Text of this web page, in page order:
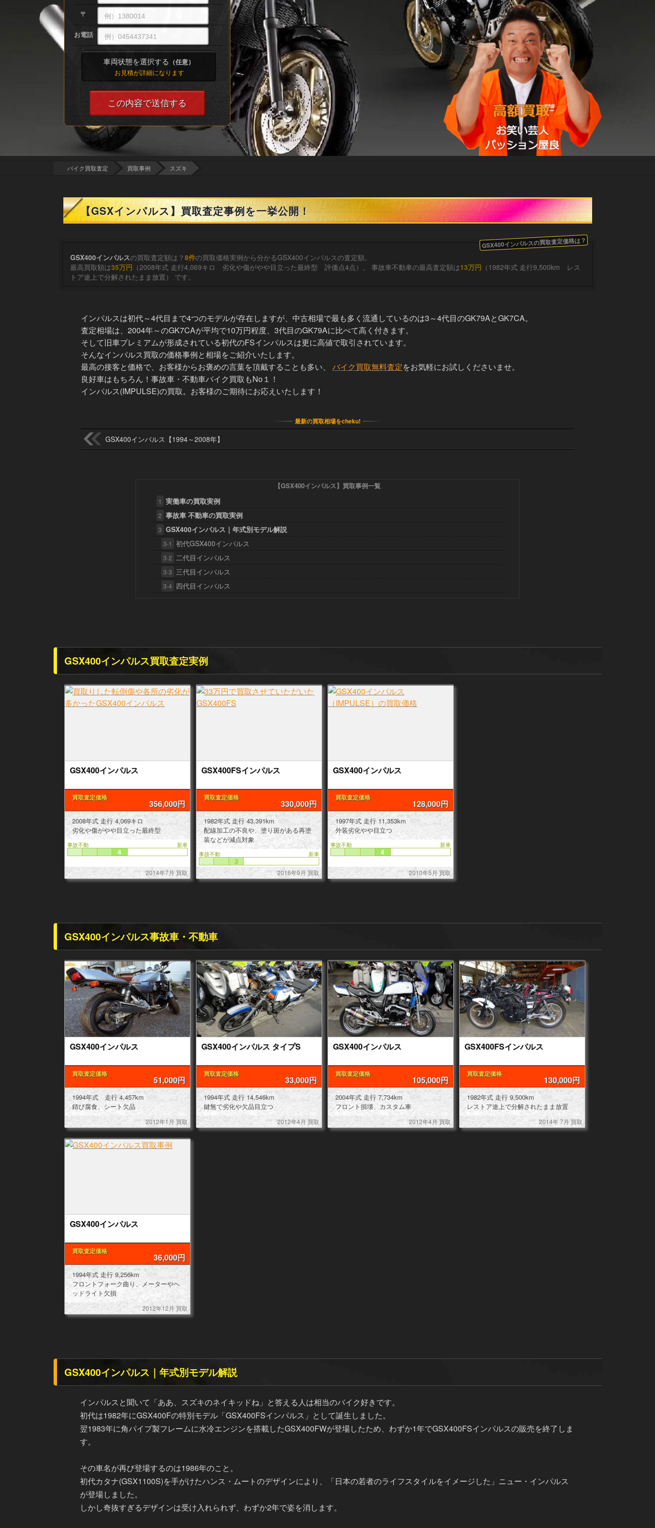
〒
お電話
車両状態を選択する （任意）
お見積が詳細になります
バイク買取査定 買取事例 スズキ
【GSXインパルス】買取査定事例を一挙公開！
GSX400インパルスの買取査定価格は？
GSX400インパルスの買取査定額は？ 8件の買取価格実例から分かるGSX400インパルスの査定額。
最高買取額は35万円 （2008年式 走行4,069キロ 劣化や傷がやや目立った最終型 評価点4点）。 事故車不動車の最高査定額は13万円 （1982年式 走行9,500km レス
トア途上で分解されたまま放置） です。
インパルスは初代～4代目まで4つのモデルが存在しますが、中古相場で最も多く流通しているのは3～4代目のGK79AとGK7CA。
査定相場は、2004年～のGK7CAが平均で10万円程度、3代目のGK79Aに比べて高く付きます。
そして旧車プレミアムが形成されている初代のFSインパルスは更に高値で取引されています。
そんなインパルス買取の価格事例と相場をご紹介いたします。
最高の接客と価格で、お客様からお褒めの言葉を頂戴することも多い、 バイク買取無料査定をお気軽にお試しくださいませ。
良好車はもちろん！事故車・不動車バイク買取もNo１！
インパルス(IMPULSE)の買取。お客様のご期待にお応えいたします！
最新の買取相場をcheku!
GSX400インパルス【1994～2008年】
【GSX400インパルス】買取事例一覧
1 実働車の買取実例
2 事故車 不動車の買取実例
3 GSX400インパルス｜年式別モデル解説
3-1 初代GSX400インパルス
3-2 二代目インパルス
3-3 三代目インパルス
3-4 四代目インパルス
GSX400インパルス買取査定実例
GSX400インパルス
買取査定価格
356,000円
2008年式 走行 4,069キロ
劣化や傷がやや目立った最終型
事故不動 新車
4
2014年7月 買取
GSX400FSインパルス
買取査定価格
330,000円
1982年式 走行 43,391km
配線加工の不良や、塗り斑がある再塗
装などが減点対象
事故不動 新車
3
2016年9月 買取
GSX400インパルス
買取査定価格
128,000円
1997年式 走行 11,353km
外装劣化やや目立つ
事故不動 新車
4
2010年5月 買取
GSX400インパルス事故車・不動車
GSX400インパルス
買取査定価格
51,000円
1994年式 走行 4,457km
錆び腐食、シート欠品
2012年1月 買取
GSX400インパルス タイプS
買取査定価格
33,000円
1994年式 走行 14,546km
鍵無で劣化や欠品目立つ
2012年4月 買取
GSX400インパルス
買取査定価格
105,000円
2004年式 走行 7,734km
フロント損壊、カスタム車
2012年4月 買取
GSX400FSインパルス
買取査定価格
130,000円
1982年式 走行 9,500km
レストア途上で分解されたまま放置
2014年 7月 買取
GSX400インパルス
買取査定価格
36,000円
1994年式 走行 9,256km
フロントフォーク曲り、メーターやヘ
ッドライト欠損
2012年12月 買取
GSX400インパルス｜年式別モデル解説
インパルスと聞いて「ああ、スズキのネイキッドね」と答える人は相当のバイク好きです。
初代は1982年にGSX400Fの特別モデル「GSX400FSインパルス」として誕生しました。
翌1983年に角パイプ製フレームに水冷エンジンを搭載したGSX400FWが登場したため、わずか1年でGSX400FSインパルスの販売を終了しま
す。
その車名が再び登場するのは1986年のこと。
初代カタナ(GSX1100S)を手がけたハンス・ムートのデザインにより、「日本の若者のライフスタイルをイメージした」ニュー・インパルス
が登場しました。
しかし奇抜すぎるデザインは受け入れられず、わずか2年で姿を消します。